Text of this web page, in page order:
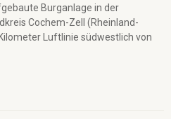
Burganlage in der
Cochem-Zell (Rheinland-
Luftlinie südwestlich von